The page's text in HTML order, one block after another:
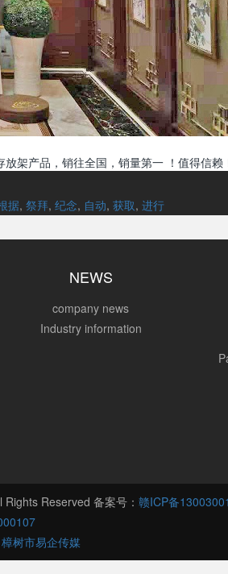
架产品，销往全国，销量第一 ！值得信赖
据, 祭拜, 纪念, 自动, 获取, 进行
NEWS
company news
Industry information
Reserved 备案号： 赣ICP备
樟树市易企传媒